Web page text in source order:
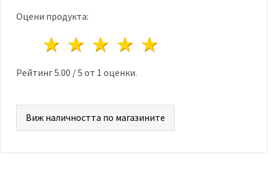
Оцени продукта:
4 звезди
3 звезди
2 звезди
1 звезда
Рейтинг5.00 /5 от 1 оценки.
Виж наличността по магазините